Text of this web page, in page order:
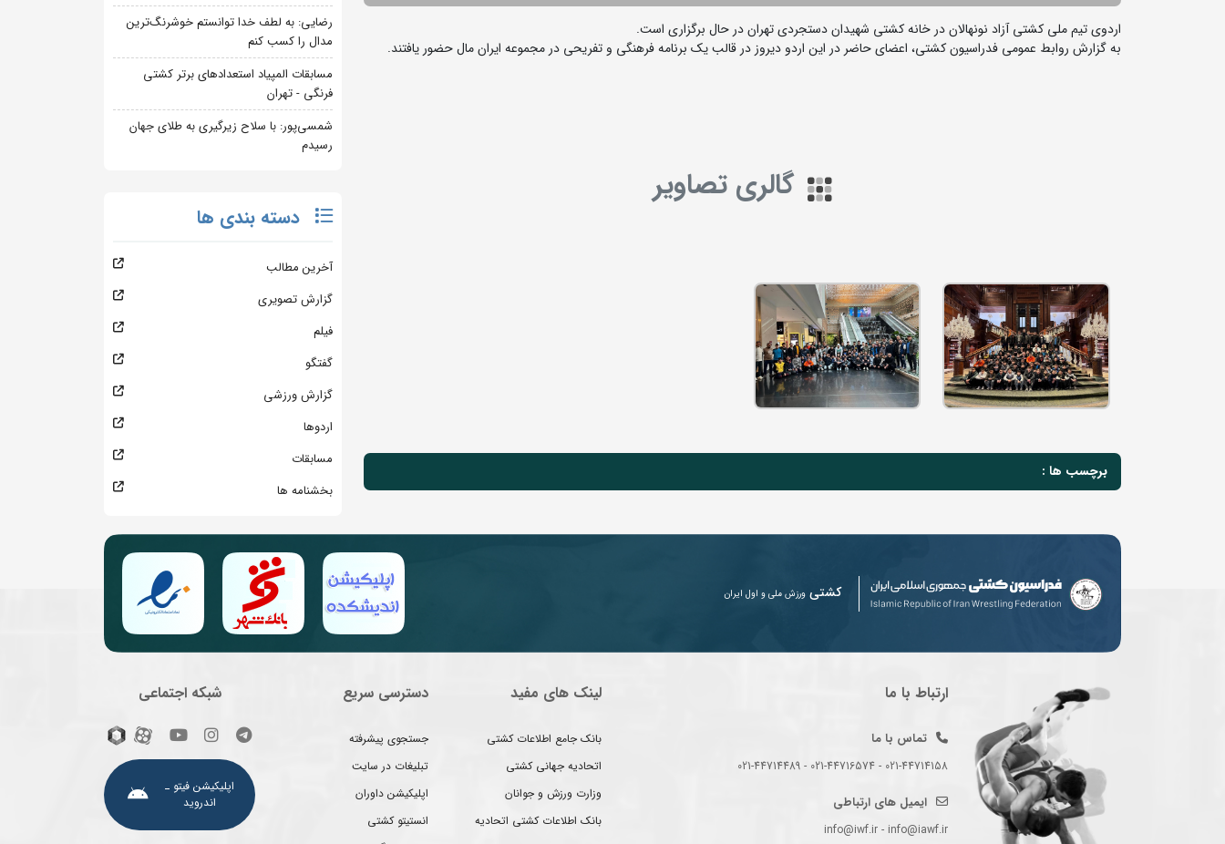
اردوی تیم ملی کشتی آزاد نونهالان در خانه کشتی شهیدان دستجردی تهران در حال برگزاری است.
به گزارش روابط عمومی فدراسیون کشتی، اعضای حاضر در این اردو دیروز در قالب یک برنامه فرهنگی و تفریحی در مجموعه ایران مال حضور یافتند.
گالری تصاویر
برچسب ها :
رضایی: به لطف خدا توانستم خوشرنگ‌ترین
مدال را کسب کنم
مسابقات المپیاد استعدادهای برتر کشتی
فرنگی - تهران
شمسی‌پور: با سلاح زیرگیری به طلای جهان
رسیدم
دسته بندی ها
آخرین مطالب
گزارش تصویری
فیلم
گفتگو
گزارش ورزشی
اردوها
مسابقات
بخشنامه ها
کشتی ورزش ملی و اول ایران
ارتباط با ما
تماس با ما
021-44714158 - 021-44716574 - 021-44714489
ایمیل های ارتباطی
info@iwf.ir - info@iawf.ir
لینک های مفید
بانک جامع اطلاعات کشتی
اتحادیه جهانی کشتی
وزارت ورزش و جوانان
بانک اطلاعات کشتی اتحادیه
دسترسی سریع
جستجوی پیشرفته
تبلیغات در سایت
اپلیکیشن داوران
انستیتو کشتی
شبکه اجتماعی
اپلیکیشن فیتو ـ
اندروید